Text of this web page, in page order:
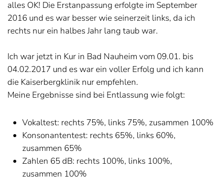
alles OK! Die Erstanpassung erfolgte im September
2016 und es war besser wie seinerzeit links, da ich
rechts nur ein halbes Jahr lang taub war.
Ich war jetzt in Kur in Bad Nauheim vom 09.01. bis
04.02.2017 und es war ein voller Erfolg und ich kann
die Kaiserbergklinik nur empfehlen.
Meine Ergebnisse sind bei Entlassung wie folgt:
Vokaltest: rechts 75%, links 75%, zusammen 100%
Konsonantentest: rechts 65%, links 60%,
zusammen 65%
Zahlen 65 dB: rechts 100%, links 100%,
zusammen 100%